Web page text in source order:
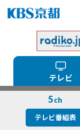
テレビ
5 ch
テレビ番組表